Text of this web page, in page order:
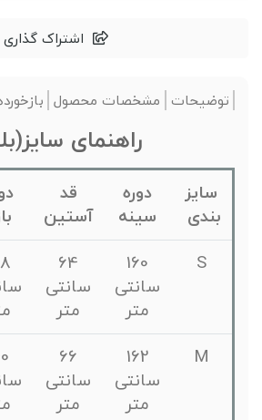
اشتراک گذاری
توضیحات مشخصات محصول بازخوردها
راهنمای سایز(بلوز)
سایز
بندی
دوره
سینه
آستین
دوره
سانتی
سانتی
سانتی
سانتی
سانتی
سانتی